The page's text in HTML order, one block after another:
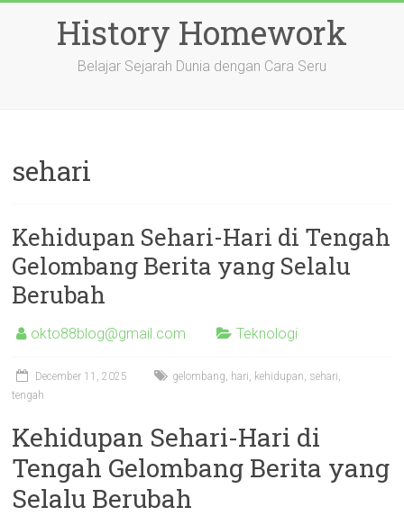
History Homework
Belajar Sejarah Dunia dengan Cara Seru
sehari
Kehidupan Sehari-Hari di Tengah
Gelombang Berita yang Selalu
Berubah
okto88blog@gmail.com Teknologi
December 11, 2025 gelombang, hari, kehidupan, sehari,
tengah
Kehidupan Sehari-Hari di
Tengah Gelombang Berita yang
Selalu Berubah